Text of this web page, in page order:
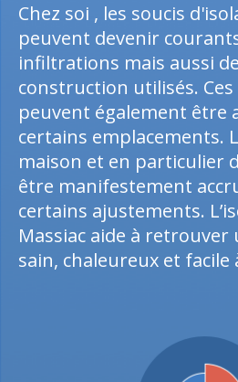
Chez soi , les soucis
peuvent devenir
infiltrations mais aussi
construction utilisés.
peuvent également être
certains emplacements.
maison et en particulier
être manifestement
certains ajustements.
Massiac aide à
sain, chaleureux et facile